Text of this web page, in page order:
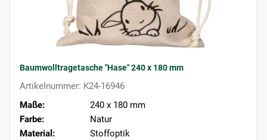
Baumwolltragetasche "Hase" 240 x 180 mm
Artikelnummer: K24-16946
Maße:
240 x 180 mm
Farbe:
Natur
Material:
Stoffoptik